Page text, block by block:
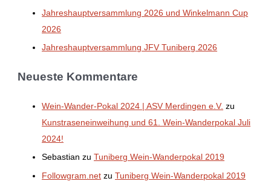
Jahreshauptversammlung 2026 und Winkelmann Cup
2026
Jahreshauptversammlung JFV Tuniberg 2026
Neueste Kommentare
Wein-Wander-Pokal 2024 | ASV Merdingen e.V. zu
Kunstraseneinweihung und 61. Wein-Wanderpokal Juli
2024!
Sebastian zuTuniberg Wein-Wanderpokal 2019
Followgram.net zuTuniberg Wein-Wanderpokal 2019